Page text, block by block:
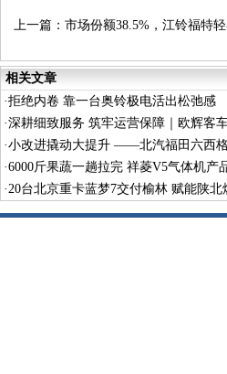
上一篇： 市场份额38.5%，江铃福特
相关文章
·拒绝内卷 靠一台奥铃极电活出松弛感
·深耕细致服务 筑牢运营保障｜欧辉客
交平稳运行
·小改进撬动大提升 ——北汽福田六西
获国家级殊荣
·6000斤果蔬一趟拉完 祥菱V5气体机产
生意人
·20台北京重卡蓝梦7交付榆林 赋能陕北